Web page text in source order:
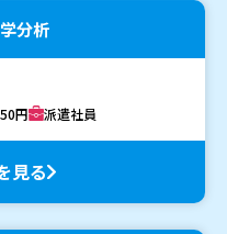
分析
円 派遣社員
見る